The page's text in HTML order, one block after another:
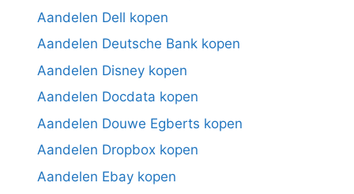
Aandelen Dell kopen
Aandelen Deutsche Bank kopen
Aandelen Disney kopen
Aandelen Docdata kopen
Aandelen Douwe Egberts kopen
Aandelen Dropbox kopen
Aandelen Ebay kopen